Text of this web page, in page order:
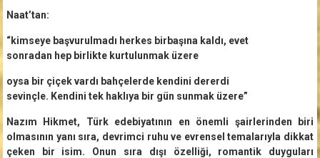
Naat’tan:
“kimseye başvurulmadı herkes birbaşına kaldı, evet
sonradan hep birlikte kurtulunmak üzere
oysa bir çiçek vardı bahçelerde kendini dererdi
sevinçle. Kendini tek haklıya bir gün sunmak üzere”
Nazım Hikmet, Türk edebiyatının en önemli şairlerinden biri
olmasının yanı sıra, devrimci ruhu ve evrensel temalarıyla dikkat
çeken bir isim. Onun sıra dışı özelliği, romantik duyguları